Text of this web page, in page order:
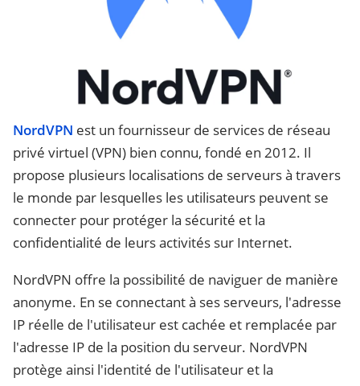
NordVPN est un fournisseur de services de réseau
privé virtuel (VPN) bien connu, fondé en 2012. Il
propose plusieurs localisations de serveurs à travers
le monde par lesquelles les utilisateurs peuvent se
connecter pour protéger la sécurité et la
confidentialité de leurs activités sur Internet.
NordVPN offre la possibilité de naviguer de manière
anonyme. En se connectant à ses serveurs, l'adresse
IP réelle de l'utilisateur est cachée et remplacée par
l'adresse IP de la position du serveur. NordVPN
protège ainsi l'identité de l'utilisateur et la